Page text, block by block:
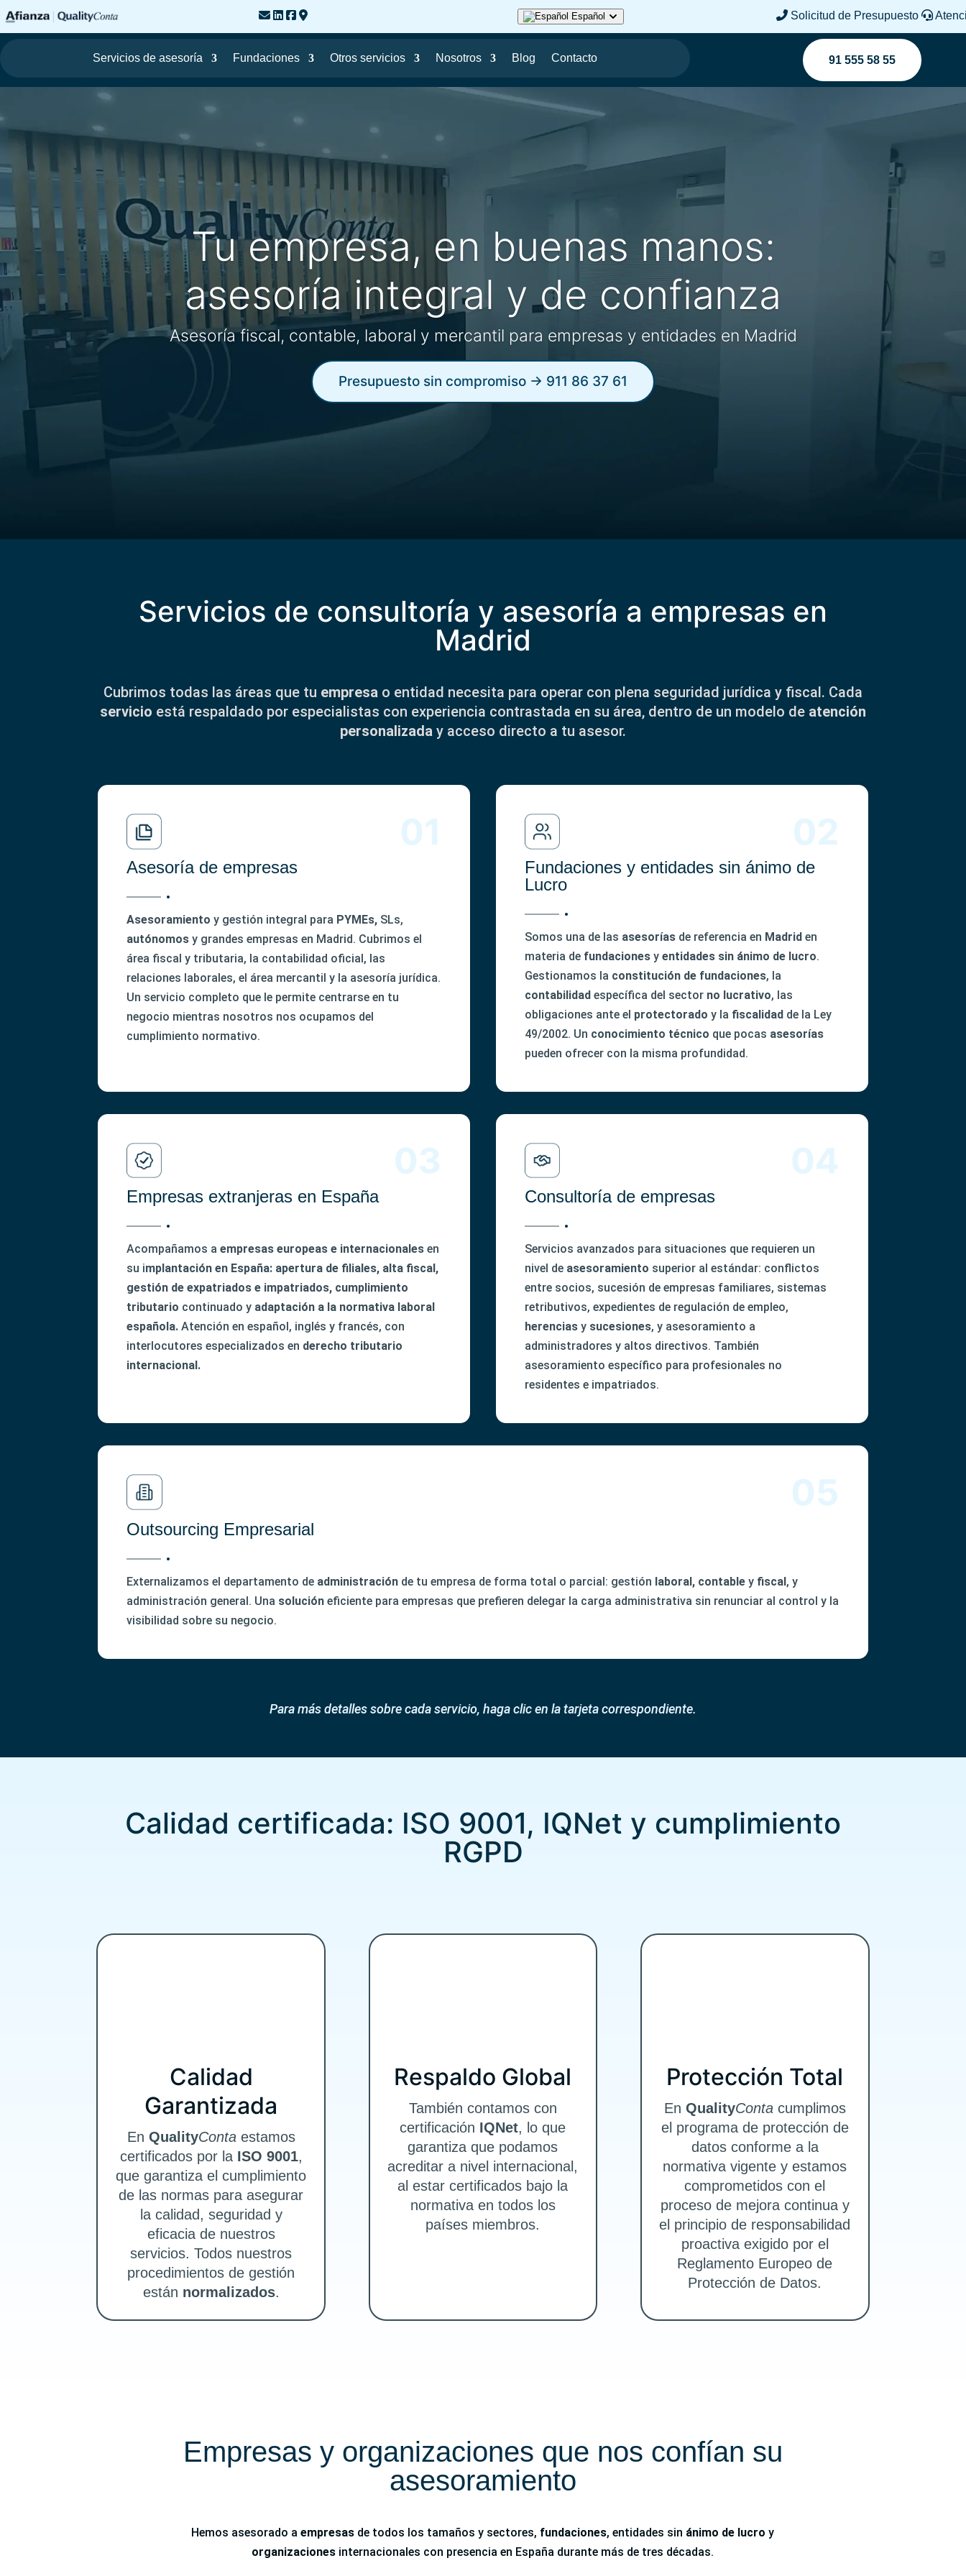
Español
English Français
Solicitud de Presupuesto
Servicios de asesoría Fundaciones Otros servicios Nosotros Blog Contacto 91 555 58 55
Tu empresa, en buenas manos:
asesoría integral y de confianza
Asesoría fiscal, contable, laboral y mercantil para empresas y entidades en Madrid
Presupuesto sin compromiso → 911 86 37 61
Servicios de consultoría y asesoría a empresas en
Madrid
Cubrimos todas las áreas que tu empresa o entidad necesita para operar con plena seguridad jurídica y fiscal. Cada
servicio está respaldado por especialistas con experiencia contrastada en su área, dentro de un modelo de atención
personalizada y acceso directo a tu asesor.
Asesoría de empresas
Asesoramiento y gestión integral para PYMEs, SLs,
autónomos y grandes empresas en Madrid. Cubrimos el
área fiscal y tributaria, la contabilidad oficial, las
relaciones laborales, el área mercantil y la asesoría jurídica.
Un servicio completo que le permite centrarse en tu
negocio mientras nosotros nos ocupamos del
cumplimiento normativo.
Fundaciones y entidades sin ánimo de
Lucro
Somos una de las asesorías de referencia en Madrid en
materia de fundaciones yentidades sin ánimo de lucro.
Gestionamos la constitución de fundaciones, la
contabilidad específica del sector no lucrativo, las
obligaciones ante el protectorado y la fiscalidad de la Ley
49/2002. Un conocimiento técnico que pocas asesorías
pueden ofrecer con la misma profundidad.
Empresas extranjeras en España
Acompañamos aempresas europeas e internacionales en
su implantación en España: apertura de filiales, alta fiscal,
gestión de expatriados e impatriados, cumplimiento
tributario continuado y adaptación a la normativa laboral
española. Atención en español, inglés y francés, con
interlocutores especializados en derecho tributario
internacional.
Consultoría de empresas
Servicios avanzados para situaciones que requieren un
nivel de asesoramiento superior al estándar: conflictos
entre socios, sucesión de empresas familiares, sistemas
retributivos, expedientes de regulación de empleo,
herencias y sucesiones, y asesoramiento a
administradores y altos directivos. También
asesoramiento específico para profesionales no
residentes e impatriados.
Outsourcing Empresarial
Externalizamos el departamento de administración de tu empresa de forma total o parcial: gestión laboral, contable y fiscal , y
administración general. Una solución eficiente para empresas que prefieren delegar la carga administrativa sin renunciar al control y la
visibilidad sobre su negocio.
Para más detalles sobre cada servicio, haga clic en la tarjeta correspondiente.
Calidad certificada: ISO 9001, IQNet y cumplimiento
RGPD
Calidad
Garantizada
En QualityContaestamos
certificados por la ISO 9001,
que garantiza el cumplimiento
de las normas para asegurar
la calidad, seguridad y
eficacia de nuestros
servicios. Todos nuestros
procedimientos de gestión
están normalizados.
Respaldo Global
También contamos con
certificación IQNet, lo que
garantiza que podamos
acreditar a nivel internacional,
al estar certificados bajo la
normativa en todos los
países miembros.
Protección Total
En QualityContacumplimos
el programa de protección de
datos conforme a la
normativa vigente y estamos
comprometidos con el
proceso de mejora continua y
el principio de responsabilidad
proactiva exigido por el
Reglamento Europeo de
Protección de Datos.
Empresas y organizaciones que nos confían su
asesoramiento
Hemos asesorado aempresas de todos los tamaños y sectores, fundaciones, entidades sin ánimo de lucro y
organizaciones internacionales con presencia en España durante más de tres décadas.